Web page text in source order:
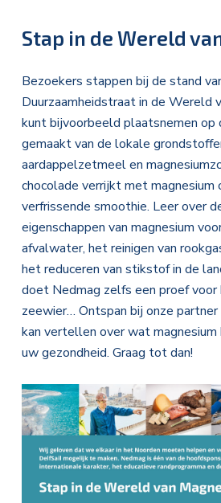
Stap in de Wereld
Bezoekers stappen bij de stand
Duurzaamheidstraat in de Wereld
kunt bijvoorbeeld plaatsnemen op
gemaakt van de lokale
aardappelzetmeel en
chocolade verrijkt met magnesium
verfrissende smoothie. Leer over
eigenschappen van magnesium
afvalwater, het reinigen van
het reduceren van stikstof in de
doet Nedmag zelfs een proef voor
zeewier… Ontspan bij onze
kan vertellen over wat
uw gezondheid. Graag tot dan!